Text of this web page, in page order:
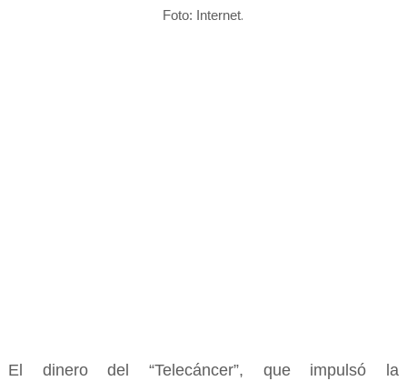
Foto: Internet.
El dinero del “Telecáncer”, que impulsó la